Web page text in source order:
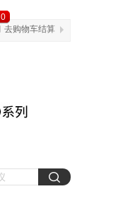
0
去购物车结算